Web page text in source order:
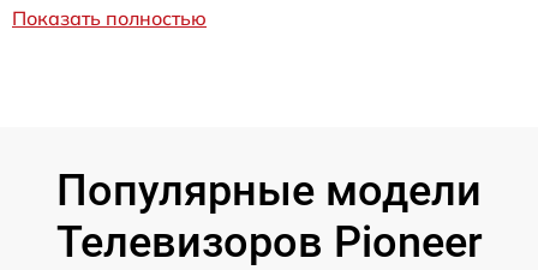
Показать полностью
Популярные модели
Телевизоров Pioneer